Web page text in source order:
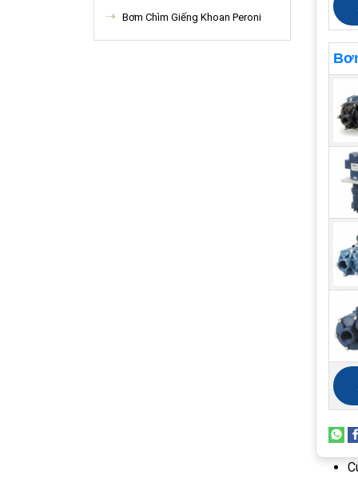
Bơm Chìm Giếng Khoan Peroni